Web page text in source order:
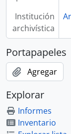
Institución
archivística
Portapapeles
Agregar
Explorar
Informes
Inventario